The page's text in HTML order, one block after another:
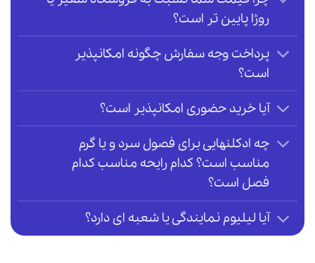
روژا پایین تر است؟
پرداخت وجه سفارش چگونه امکانپذیر
است؟
آیا خرید حضوری امکانپذیر است؟
چه ادکلنهایی برای فصول سرد و یا گرم
مناسب است؟ کدام رایحه مناسب کدام
فصل است؟
آیا لیلیوم نمایندگی یا شعبه ای دارد؟